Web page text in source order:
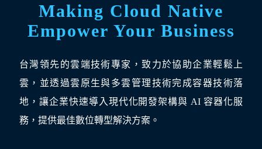
Making Cloud Native
Empower Your Business
台灣領先的雲端技術專家，致力於協助企業輕鬆上
雲，並透過雲原生與多雲管理技術完成容器技術落
地，讓企業快速導入現代化開發架構與 AI 容器化服
務，提供最佳數位轉型解決方案。